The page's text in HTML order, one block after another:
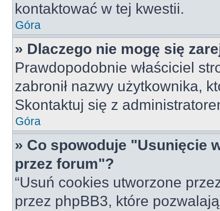
kontaktować w tej kwestii.
Góra
» Dlaczego nie mogę się
Prawdopodobnie właściciel
zabronił nazwy użytkownika,
Skontaktuj się z
Góra
» Co spowoduje "Usunięcie
przez forum"?
“Usuń cookies utworzone
przez phpBB3, które